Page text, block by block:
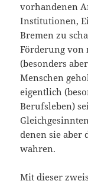
vorhandenen
Institutionen,
Bremen zu
Förderung von
(besonders
Menschen
eigentlich
Berufsleben)
denen sie aber
wahren.
Mit dieser